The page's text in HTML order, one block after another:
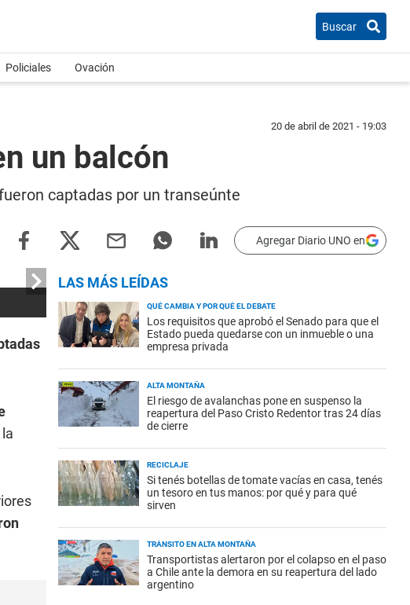
Buscar
Policiales Ovación
20 de abril de 2021 - 19:03
un balcón
captadas por un transeúnte
Agregar Diario UNO en
LAS MÁS LEÍDAS
QUÉ CAMBIA Y POR QUÉ EL DEBATE
Los requisitos que aprobó el Senado para que el
Estado pueda quedarse con un inmueble o una
empresa privada
ALTA MONTAÑA
El riesgo de avalanchas pone en suspenso la
reapertura del Paso Cristo Redentor tras 24 días
de cierre
RECICLAJE
Si tenés botellas de tomate vacías en casa, tenés
un tesoro en tus manos: por qué y para qué
sirven
TRÁNSITO EN ALTA MONTAÑA
Transportistas alertaron por el colapso en el paso
a Chile ante la demora en su reapertura del lado
argentino